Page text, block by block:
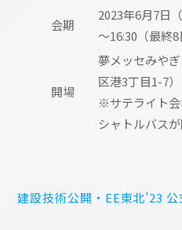
会期
2023年6月7日
～16:30（最終8
開場
夢メッセみや
区港3丁目1-7）
※サテライト
シャトルバス
建設技術公開・EE東北’23